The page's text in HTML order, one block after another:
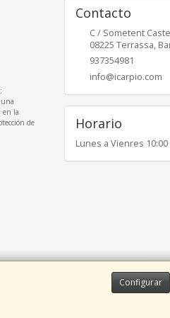
Configurar
una
en la
de
Contacto
C / Sometent
08225 Terrassa,
937354981
info@icarpio.com
Horario
Lunes a Vienres 10:00